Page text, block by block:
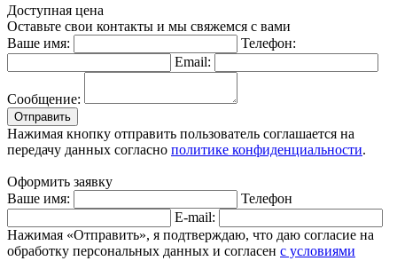
Доступная цена
Оставьте свои контакты и мы свяжемся с вами
Ваше имя:
Телефон:
Email:
Сообщение:
Отправить
Нажимая кнопку отправить пользователь соглашается на
передачу данных согласно политике конфиденциальности.
Оформить заявку
Ваше имя:
Телефон
E-mail:
Нажимая «Отправить», я подтверждаю, что даю согласие на
обработку персональных данных и согласен с условиями